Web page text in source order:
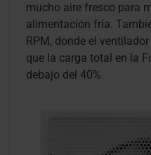
mucho aire fresco para
alimentación fría.
RPM, donde el
que la carga total en la
debajo del 40%.